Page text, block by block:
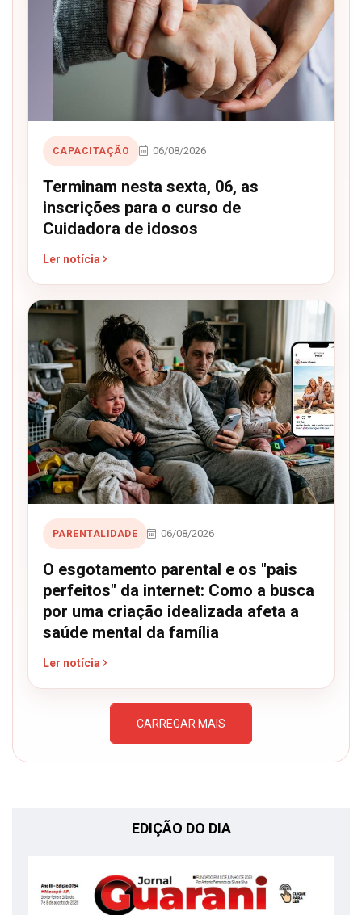
CAPACITAÇÃO 06/08/2026
Terminam nesta sexta, 06, as
inscrições para o curso de
Cuidadora de idosos
Ler notícia
PARENTALIDADE 06/08/2026
O esgotamento parental e os "pais
perfeitos" da internet: Como a busca
por uma criação idealizada afeta a
saúde mental da família
Ler notícia
CARREGAR MAIS
EDIÇÃO DO DIA